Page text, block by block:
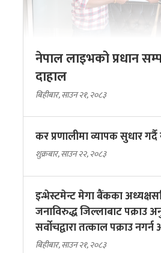
नेपाल लाइभको प्रधान
दाहाल
बिहीबार, साउन २१, २०८३
कर प्रणालीमा व्यापक सुधार
शुक्रबार, साउन २२, २०८३
इन्भेस्टमेन्ट मेगा बैंकका
जनाविरुद्ध जिल्लाबाट पक्राउ
सर्वोचद्वारा तत्काल पक्राउ
बिहीबार, साउन २१, २०८३